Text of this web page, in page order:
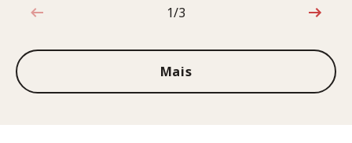
1 de 3
1/3
Mais